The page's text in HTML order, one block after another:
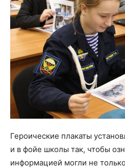
Героические плакаты
и в фойе школы так, чтобы
информацией могли не